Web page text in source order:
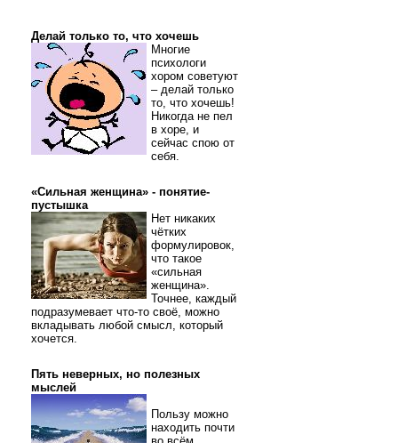
Делай только то, что хочешь
Многие
психологи
хором советуют
– делай только
то, что хочешь!
Никогда не пел
в хоре, и
сейчас спою от
себя.
«Сильная женщина» - понятие-
пустышка
Нет никаких
чётких
формулировок,
что такое
«сильная
женщина».
Точнее, каждый
подразумевает что-то своё, можно
вкладывать любой смысл, который
хочется.
Пять неверных, но полезных
мыслей
Пользу можно
находить почти